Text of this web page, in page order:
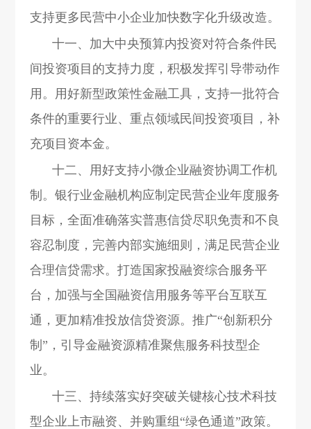
支持更多民营中小企业加快数字化升级改造。
十一、加大中央预算内投资对符合条件民
间投资项目的支持力度，积极发挥引导带动作
用。用好新型政策性金融工具，支持一批符合
条件的重要行业、重点领域民间投资项目，补
充项目资本金。
十二、用好支持小微企业融资协调工作机
制。银行业金融机构应制定民营企业年度服务
目标，全面准确落实普惠信贷尽职免责和不良
容忍制度，完善内部实施细则，满足民营企业
合理信贷需求。打造国家投融资综合服务平
台，加强与全国融资信用服务等平台互联互
通，更加精准投放信贷资源。推广“创新积分
制”，引导金融资源精准聚焦服务科技型企
业。
十三、持续落实好突破关键核心技术科技
型企业上市融资、并购重组“绿色通道”政策。